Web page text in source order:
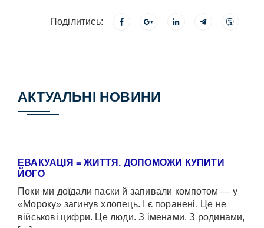
Поділитись:
АКТУАЛЬНІ НОВИНИ
ЕВАКУАЦІЯ = ЖИТТЯ. ДОПОМОЖИ КУПИТИ
ЙОГО
Поки ми доїдали паски й запивали компотом — у
«Мороку» загинув хлопець. І є поранені. Це не
військові цифри. Це люди. З іменами. З родинами,